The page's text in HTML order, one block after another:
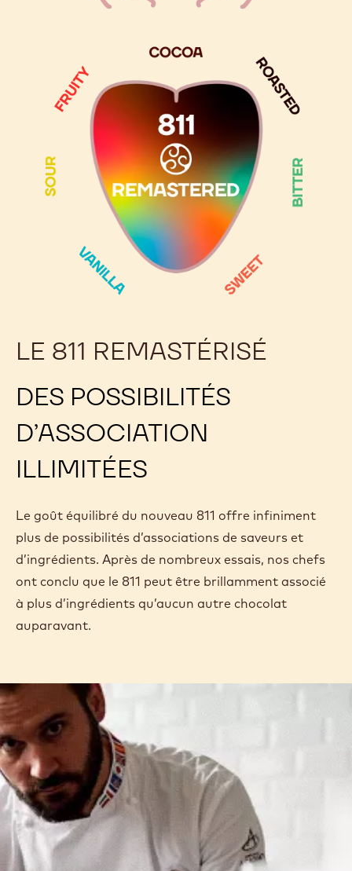
LE 811 REMASTÉRISÉ
DES POSSIBILITÉS
D’ASSOCIATION
ILLIMITÉES
Le goût équilibré du nouveau 811 offre infiniment
plus de possibilités d’associations de saveurs et
d’ingrédients. Après de nombreux essais, nos chefs
ont conclu que le 811 peut être brillamment associé
à plus d’ingrédients qu’aucun autre chocolat
auparavant.